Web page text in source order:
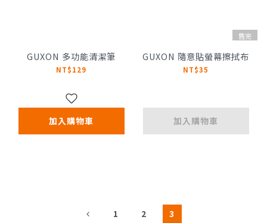
GUXON 多功能清潔筆
NT$129
加入購物車
售完
GUXON 隨意貼螢幕擦拭布
NT$35
加入購物車
1 2 3